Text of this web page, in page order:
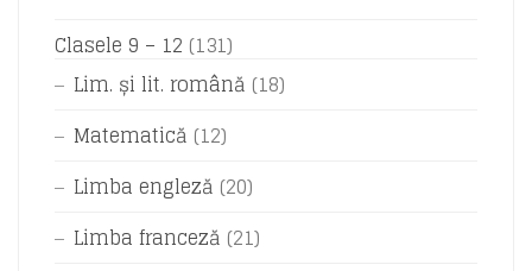
Clasele 9 – 12 (131)
Lim. și lit. română (18)
Matematică (12)
Limba engleză (20)
Limba franceză (21)